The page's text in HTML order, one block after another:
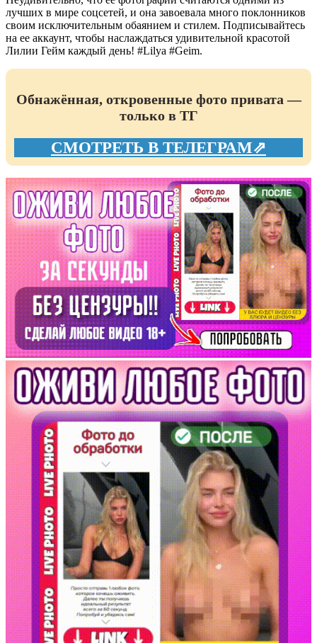
лучших в мире соцсетей, и она завоевала много поклонников
своим исключительным обаянием и стилем. Подписывайтесь
на ее аккаунт, чтобы наслаждаться удивительной красотой
Лилии Гейм каждый день! #Lilya #Geim.
Обнажённая, откровенные фото привата —
только в ТГ
СМОТРЕТЬ В ТЕЛЕГРАМ⇗